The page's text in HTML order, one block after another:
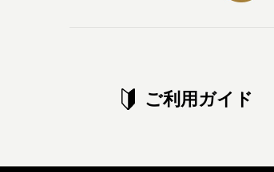
ご利用ガイド